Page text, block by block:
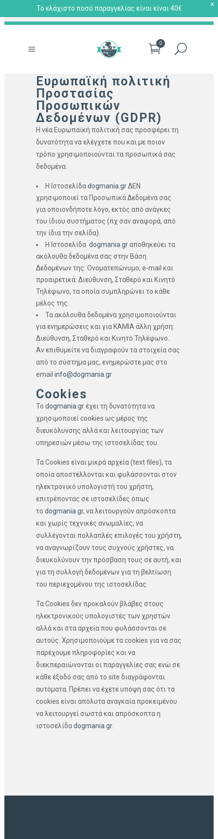
X
Το ελάχιστο ποσό παραγγελίας είναι είναι 40€
0
Ευρωπαϊκή πολιτική
Προστασίας
Προσωπικών
Δεδομένων (GDPR)
Η νέα Ευρωπαϊκή πολιτική σας προσφέρει τη
δυνατότητα να ελέγχετε που και με ποιον
τρόπο χρησιμοποιούνται τα προσωπικά σας
δεδομένα.
Η Ιστοσελίδαdogmania.grΔΕΝ
χρησιμοποιεί τα Προσωπικά Δεδομένα σας
για οποιονδήποτε λόγο, εκτός από ανάγκες
του ίδιου συστήματος (πχ σαν αναφορά, από
την ίδια την σελίδα).
Η Ιστοσελίδα dogmania.grαποθηκεύει τα
ακόλουθα δεδομένα σας στην Βάση
Δεδομένων της: Ονοματεπώνυμο, e-mail και
προαιρετικά: Διεύθυνση, Σταθερό και Κινητό
Τηλέφωνο, τα οποία συμπληρώνει το κάθε
μέλος της.
Τα ακόλουθα δεδομένα χρησιμοποιούνται
για ενημερώσεις και για ΚΑΜΙΑ άλλη χρήση:
Διεύθυνση, Σταθερό και Κινητό Τηλέφωνο.
Αν επιθυμείτε να διαγραφούν τα στοιχεία σας
από το σύστημα μας, ενημερώστε μας στο
email info@dogmania.gr
Cookies
Το dogmania.grέχει τη δυνατότητα να
χρησιμοποιεί cookies ως μέρος της
διευκόλυνσης αλλά και λειτουργίας των
υπηρεσιών μέσω της ιστοσελίδας του.
Τα Cookies είναι μικρά αρχεία (text files), τα
οποία απoστέλλονται και φυλάσσονται στον
ηλεκτρονικό υπολογιστή του χρήστη,
επιτρέποντας σε ιστοσελίδες όπως
το dogmania.gr, να λειτουργούν απρόσκοπτα
και χωρίς τεχνικές ανωμαλίες, να
συλλέγονται πολλαπλές επιλογές του χρήστη,
να αναγνωρίζουν τους συχνούς χρήστες, να
διευκολύνουν την πρόσβαση τους σε αυτή, και
για τη συλλογή δεδομένων για τη βελτίωση
του περιεχομένου της ιστοσελίδας.
Τα Cookies δεν προκαλούν βλάβες στους
ηλεκτρονικούς υπολογιστές των χρηστών
αλλά και στα αρχεία που φυλάσσονται σε
αυτούς. Χρησιμοποιούμε τα cookies για να σας
παρέχουμε πληροφορίες και να
διεκπεραιώνονται οι παραγγελίες σας ενώ σε
κάθε έξοδό σας από το site διαγράφονται
αυτόματα. Πρέπει να έχετε υπόψη σας ότι τα
cookies είναι απόλυτα αναγκαία προκειμένου
να λειτουργεί σωστά και απρόσκοπτα η
ιστοσελίδαdogmania.gr.